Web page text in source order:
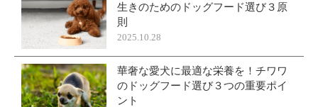
生きのためのドッグフード選び３原
則
2025.10.28
華奢な愛犬に最適な栄養を！チワワ
のドッグフード選び３つの重要ポイ
ント